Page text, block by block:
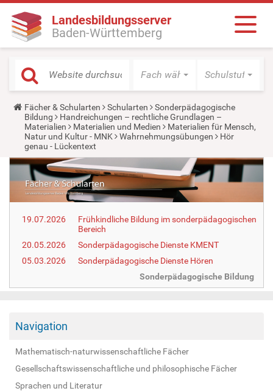
Landesbildungsserver
Baden-Württemberg
Fach wählen Schulstufe
Y
o
u
a
r
e
h
r
e
:
Fächer & Schularten Schularten
Sonderpädagogische
Bildung
Handreichungen – rechtliche Grundlagen –
Materialien
Materialien und Medien
Materialien für Mensch,
Natur und Kultur - MNK
Wahrnehmungsübungen
Hör
genau - Lückentext
19.07.2026
Frühkindliche Bildung im sonderpädagogischen
Bereich
20.05.2026
Sonderpädagogische Dienste KMENT
05.03.2026
Sonderpädagogische Dienste Hören
Sonderpädagogische Bildung
Navigation
Mathematisch-naturwissenschaftliche Fächer
Gesellschaftswissenschaftliche und philosophische Fächer
Sprachen und Literatur